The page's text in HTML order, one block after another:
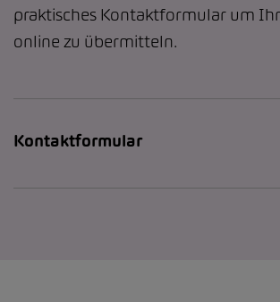
praktisches Kontaktformular um
online zu übermitteln.
Kontaktformular